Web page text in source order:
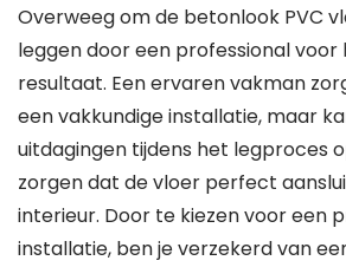
Overweeg om de betonlook PVC
leggen door een professional
resultaat. Een ervaren vakman
een vakkundige installatie, maar
uitdagingen tijdens het legproces
zorgen dat de vloer perfect
interieur. Door te kiezen voor een
installatie, ben je verzekerd van